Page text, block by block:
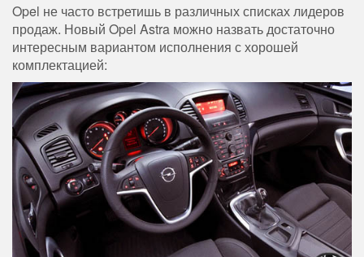
Opel не часто встретишь в различных списках лидеров
продаж. Новый Opel Astra можно назвать достаточно
интересным вариантом исполнения с хорошей
комплектацией: